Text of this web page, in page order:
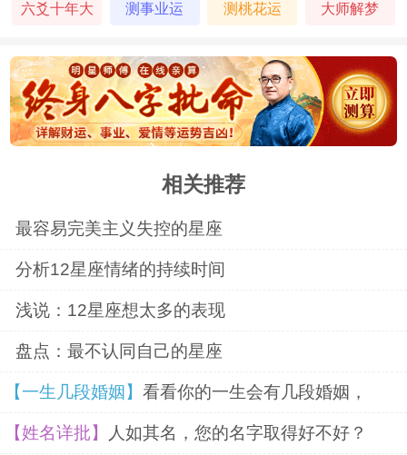
六爻十年大
测事业运 测桃花运 大师解梦
相关推荐
最容易完美主义失控的星座
分析12星座情绪的持续时间
浅说：12星座想太多的表现
盘点：最不认同自己的星座
【一生几段婚姻】看看你的一生会有几段婚姻，
【姓名详批】 人如其名，您的名字取得好不好？